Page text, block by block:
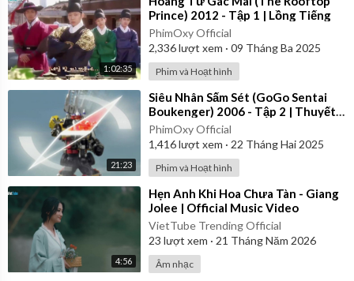
1:02:35
Prince) 2012 - Tập 1 | Lồng Tiếng
PhimOxy Official
2,336lượt xem · 09 Tháng Ba 2025
Phim và Hoạt hình
21:23
⁣Siêu Nhân Sấm Sét (GoGo Sentai
Boukenger) 2006 - Tập 2 | Thuyết
Minh
PhimOxy Official
1,416lượt xem · 22 Tháng Hai 2025
Phim và Hoạt hình
4:56
⁣Hẹn Anh Khi Hoa Chưa Tàn - Giang
Jolee | Official Music Video
VietTube Trending Official
23 lượt xem · 21 Tháng Năm 2026
Âm nhạc